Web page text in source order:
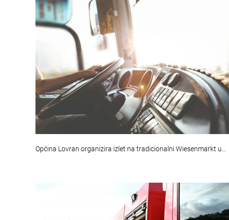
Općina Lovran organizira izlet na tradicionalni Wiesenmarkt u…